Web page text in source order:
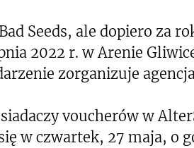
Seeds, ale dopiero za
2022 r. w Arenie
zorganizuje
voucherów w
w czwartek, 27 maja, o